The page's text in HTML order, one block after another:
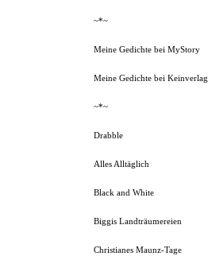
~*~
Meine Gedichte bei MyStory
Meine Gedichte bei Keinverlag
~*~
Drabble
Alles Alltäglich
Black and White
Biggis Landträumereien
Christianes Maunz-Tage